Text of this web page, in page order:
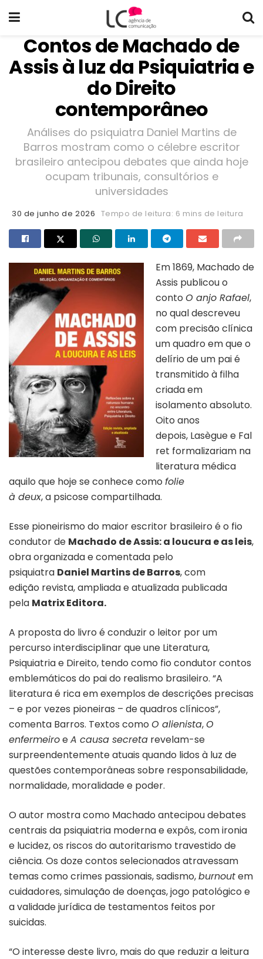
Contos de Machado de
Assis à luz da Psiquiatria e
do Direito
contemporâneo
Análises do psiquiatra Daniel Martins de
Barros mostram como o célebre escritor
brasileiro antecipou debates que ainda hoje
ocupam tribunais, consultórios e
universidades
30 de junho de 2026 Tempo de leitura: 6 mins de leitura
Em 1869, Machado de
Assis publicou o
conto O anjo Rafael,
no qual descreveu
com precisão clínica
um quadro em que o
delírio de um pai é
transmitido à filha
criada em
isolamento absoluto.
Oito anos
depois, Lasègue e Fal
ret formalizariam na
literatura médica
aquilo que hoje se conhece como folie
à deux, a psicose compartilhada.
Esse pioneirismo do maior escritor brasileiro é o fio
condutor de Machado de Assis: a loucura e as leis,
obra organizada e comentada pelo
psiquiatra Daniel Martins de Barros, com
edição revista, ampliada e atualizada publicada
pela Matrix Editora.
A proposta do livro é conduzir o leitor por um
percurso interdisciplinar que une Literatura,
Psiquiatria e Direito, tendo como fio condutor contos
emblemáticos do pai do realismo brasileiro. “A
literatura é rica em exemplos de descrições precisas
– e por vezes pioneiras – de quadros clínicos”,
comenta Barros. Textos como O alienista,O
enfermeiroeA causa secreta revelam-se
surpreendentemente atuais quando lidos à luz de
questões contemporâneas sobre responsabilidade,
normalidade, moralidade e poder.
O autor mostra como Machado antecipou debates
centrais da psiquiatria moderna e expôs, com ironia
e lucidez, os riscos do autoritarismo travestido de
ciência. Os doze contos selecionados atravessam
temas como crimes passionais, sadismo,burnoutem
cuidadores, simulação de doenças, jogo patológico e
a validade jurídica de testamentos feitos por
suicidas.
“O interesse deste livro, mais do que reduzir a leitura